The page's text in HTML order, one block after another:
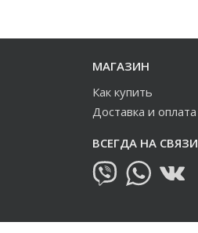
МАГАЗИН
Как купить
Доставка и оплата
ВСЕГДА НА СВЯЗИ